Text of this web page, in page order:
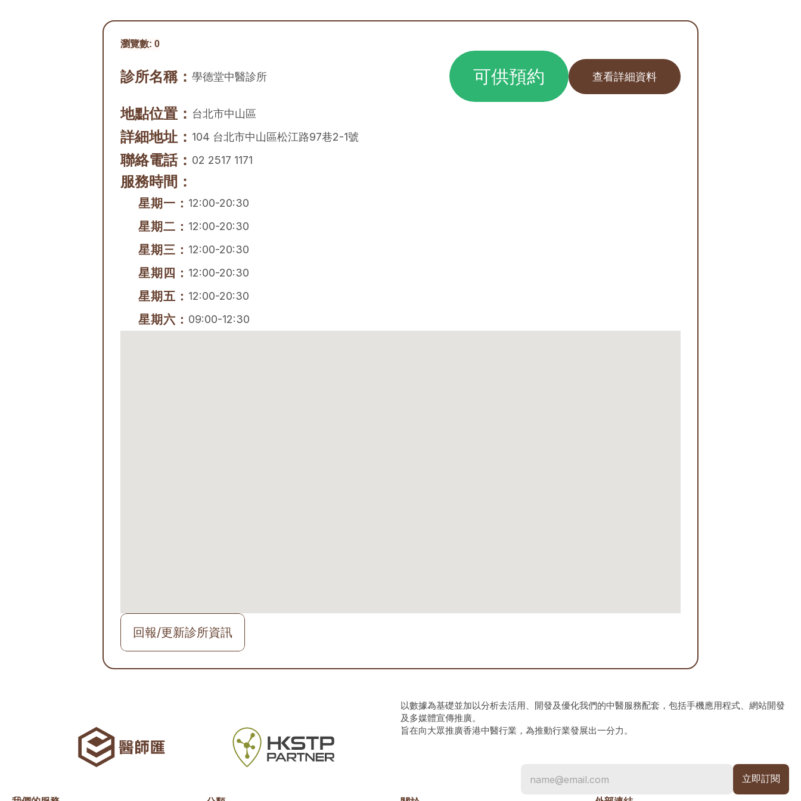
瀏覽數: 0
診所名稱： 學德堂中醫診所 可供預約 查看詳細資料
地點位置： 台北市中山區
詳細地址： 104 台北市中山區松江路97巷2-1號
聯絡電話： 02 2517 1171
服務時間：
星期一： 12:00-20:30
星期二： 12:00-20:30
星期三： 12:00-20:30
星期四： 12:00-20:30
星期五： 12:00-20:30
星期六： 09:00-12:30
回報/更新診所資訊
以數據為基礎並加以分析去活用、開發及優化我們的中醫服務配套，包括手機應用程式、網站開發
及多媒體宣傳推廣。
旨在向大眾推廣香港中醫行業，為推動行業發展出一分力。